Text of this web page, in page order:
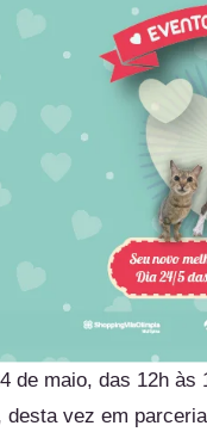
de maio, das 12h
vez em